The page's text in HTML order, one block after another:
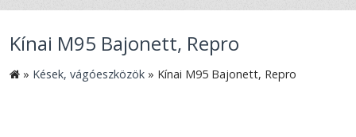
Kínai M95 Bajonett, Repro
» Kések, vágóeszközök » Kínai M95 Bajonett, Repro